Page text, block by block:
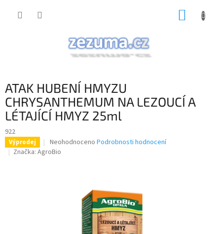
ATAK HUBENÍ HMYZU
CHRYSANTHEMUM NA LEZOUCÍ A
LÉTAJÍCÍ HMYZ 25ml
922
Výprodej
Průměrné
hodnocení
Neohodnoceno Podrobnosti hodnocení
Značka: AgroBio